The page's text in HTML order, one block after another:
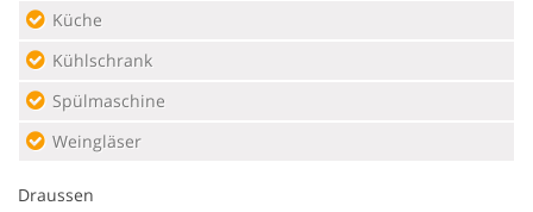
Küche
Kühlschrank
Spülmaschine
Weingläser
Draussen